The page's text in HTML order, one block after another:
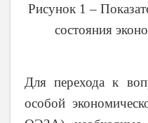
Рисунок 1 –
состояния
Для перехода к
особой